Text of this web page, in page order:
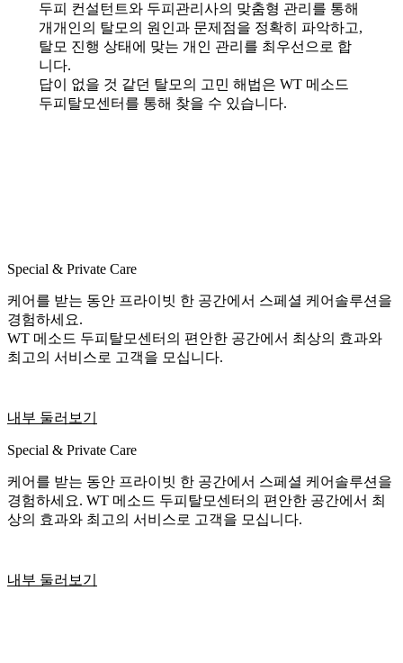
두피 컨설턴트와 두피관리사의 맞춤형 관리를 통해
개개인의 탈모의 원인과 문제점을 정확히 파악하고,
탈모 진행 상태에 맞는 개인 관리를 최우선으로 합
니다.
답이 없을 것 같던 탈모의 고민 해법은 WT 메소드
두피탈모센터를 통해 찾을 수 있습니다.
Special & Private Care
케어를 받는 동안 프라이빗 한 공간에서 스페셜 케어솔루션을
경험하세요.
WT 메소드 두피탈모센터의 편안한 공간에서 최상의 효과와
최고의 서비스로 고객을 모십니다.
내부 둘러보기
Special & Private Care
케어를 받는 동안 프라이빗 한 공간에서 스페셜 케어솔루션을
경험하세요. WT 메소드 두피탈모센터의 편안한 공간에서 최
상의 효과와 최고의 서비스로 고객을 모십니다.
내부 둘러보기